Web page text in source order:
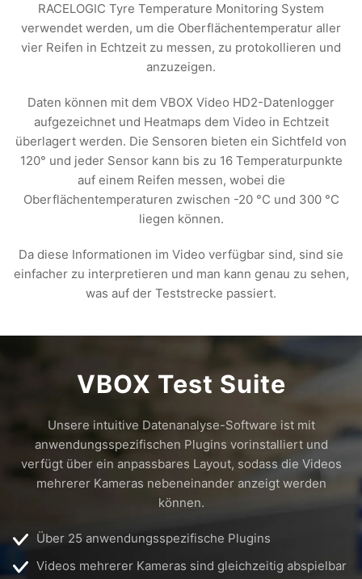
RACELOGIC Tyre Temperature Monitoring System
verwendet werden, um die Oberflächentemperatur aller
vier Reifen in Echtzeit zu messen, zu protokollieren und
anzuzeigen.
Daten können mit dem VBOX Video HD2-Datenlogger
aufgezeichnet und Heatmaps dem Video in Echtzeit
überlagert werden. Die Sensoren bieten ein Sichtfeld von
120° und jeder Sensor kann bis zu 16 Temperaturpunkte
auf einem Reifen messen, wobei die
Oberflächentemperaturen zwischen -20 °C und 300 °C
liegen können.
Da diese Informationen im Video verfügbar sind, sind sie
einfacher zu interpretieren und man kann genau zu sehen,
was auf der Teststrecke passiert.
VBOX Test Suite
Unsere intuitive Datenanalyse-Software ist mit
anwendungsspezifischen Plugins vorinstalliert und
verfügt über ein anpassbares Layout, sodass die Videos
mehrerer Kameras nebeneinander anzeigt werden
können.
Über 25 anwendungsspezifische Plugins
Videos mehrerer Kameras sind gleichzeitig abspielbar